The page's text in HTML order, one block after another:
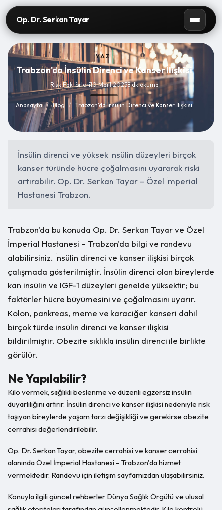
Op. Dr. Serkan Tayar
YAZI
Trabzon'da İnsülin Direnci ve Kanser İlişkisi
Risk Faktörleri10 Mart 20258 dk okuma
Anasayfa / Blog / Trabzon'da İnsülin Direnci ve Kanser İlişkisi
İnsülin direnci ve yüksek insülin düzeyleri birçok
kanser türünde hücre çoğalmasını uyararak riski
artırabilir. Op. Dr. Serkan Tayar – Özel İmperial
Hastanesi Trabzon.
Trabzon'da bu konuda Op. Dr. Serkan Tayar ve Özel
İmperial Hastanesi – Trabzon'da bilgi ve randevu
alabilirsiniz. İnsülin direnci ve kanser ilişkisi birçok
çalışmada gösterilmiştir. İnsülin direnci olan bireylerde
kan insülin ve IGF-1 düzeyleri genelde yüksektir; bu
faktörler hücre büyümesini ve çoğalmasını uyarır.
Kolon, pankreas, meme ve karaciğer kanseri dahil
birçok türde insülin direnci ve kanser ilişkisi
bildirilmiştir. Obezite sıklıkla insülin direnci ile birlikte
görülür.
Ne Yapılabilir?
Kilo vermek, sağlıklı beslenme ve düzenli egzersiz insülin
duyarlılığını artırır. İnsülin direnci ve kanser ilişkisi nedeniyle risk
taşıyan bireylerde yaşam tarzı değişikliği ve gerekirse obezite
cerrahisi değerlendirilebilir.
Op. Dr. Serkan Tayar, obezite cerrahisi ve kanser cerrahisi
alanında Özel İmperial Hastanesi – Trabzon'da hizmet
vermektedir. Randevu için iletişim sayfamızdan ulaşabilirsiniz.
Konuyla ilgili güncel rehberler Dünya Sağlık Örgütü ve ulusal